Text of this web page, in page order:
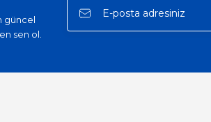
güncel
sen ol.